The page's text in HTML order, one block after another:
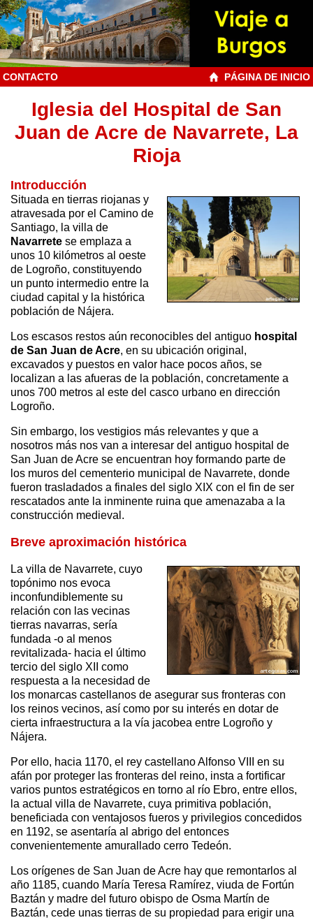
CONTACTO PÁGINA DE INICIO
Iglesia del Hospital de San
Juan de Acre de Navarrete, La
Rioja
Introducción
Situada en tierras riojanas y
atravesada por el Camino de
Santiago, la villa de
Navarrete se emplaza a
unos 10 kilómetros al oeste
de Logroño, constituyendo
un punto intermedio entre la
ciudad capital y la histórica
población de Nájera.
Los escasos restos aún reconocibles del antiguo hospital
de San Juan de Acre, en su ubicación original,
excavados y puestos en valor hace pocos años, se
localizan a las afueras de la población, concretamente a
unos 700 metros al este del casco urbano en dirección
Logroño.
Sin embargo, los vestigios más relevantes y que a
nosotros más nos van a interesar del antiguo hospital de
San Juan de Acre se encuentran hoy formando parte de
los muros del cementerio municipal de Navarrete, donde
fueron trasladados a finales del siglo XIX con el fin de ser
rescatados ante la inminente ruina que amenazaba a la
construcción medieval.
Breve aproximación histórica
La villa de Navarrete, cuyo
topónimo nos evoca
inconfundiblemente su
relación con las vecinas
tierras navarras, sería
fundada -o al menos
revitalizada- hacia el último
tercio del siglo XII como
respuesta a la necesidad de
los monarcas castellanos de asegurar sus fronteras con
los reinos vecinos, así como por su interés en dotar de
cierta infraestructura a la vía jacobea entre Logroño y
Nájera.
Por ello, hacia 1170, el rey castellano Alfonso VIII en su
afán por proteger las fronteras del reino, insta a fortificar
varios puntos estratégicos en torno al río Ebro, entre ellos,
la actual villa de Navarrete, cuya primitiva población,
beneficiada con ventajosos fueros y privilegios concedidos
en 1192, se asentaría al abrigo del entonces
convenientemente amurallado cerro Tedeón.
Los orígenes de San Juan de Acre hay que remontarlos al
año 1185, cuando María Teresa Ramírez, viuda de Fortún
Baztán y madre del futuro obispo de Osma Martín de
Baztán, cede unas tierras de su propiedad para erigir una